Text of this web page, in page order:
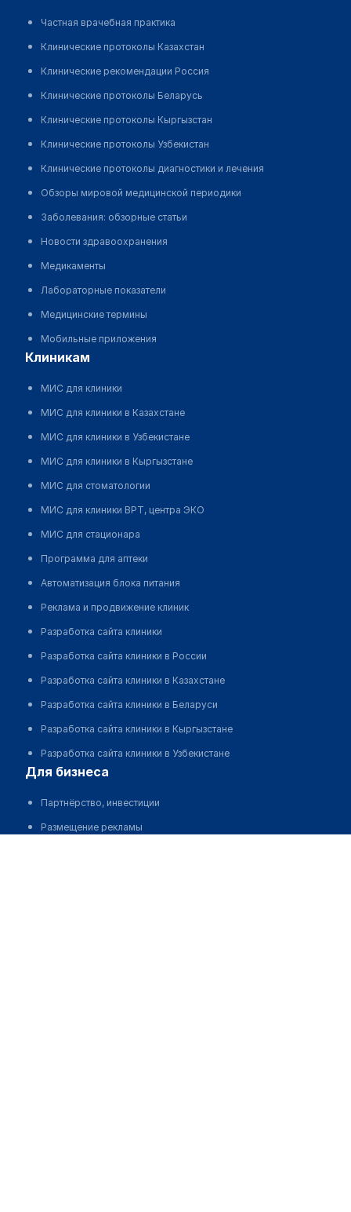
Частная врачебная практика
Клинические протоколы Казахстан
Клинические рекомендации Россия
Клинические протоколы Беларусь
Клинические протоколы Кыргызстан
Клинические протоколы Узбекистан
Клинические протоколы диагностики и лечения
Обзоры мировой медицинской периодики
Заболевания: обзорные статьи
Новости здравоохранения
Медикаменты
Лабораторные показатели
Медицинские термины
Мобильные приложения
клиникам
МИС для клиники
МИС для клиники в Казахстане
МИС для клиники в Узбекистане
МИС для клиники в Кыргызстане
МИС для стоматологии
МИС для клиники ВРТ, центра ЭКО
МИС для стационара
Программа для аптеки
Автоматизация блока питания
Реклама и продвижение клиник
Разработка сайта клиники
Разработка сайта клиники в России
Разработка сайта клиники в Казахстане
Разработка сайта клиники в Беларуси
Разработка сайта клиники в Кыргызстане
Разработка сайта клиники в Узбекистане
для бизнеса
Партнёрство, инвестиции
Размещение рекламы